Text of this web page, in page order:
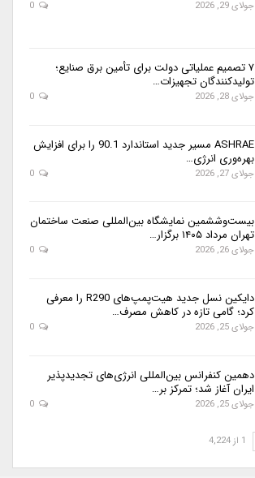
جولای 29, 2026
۷ تصمیم عملیاتی دولت برای تأمین برق صنایع؛
تولیدکنندگان تجهیزات…
جولای 28, 2026
ASHRAE مسیر جدید استاندارد 90.1 را برای افزایش
بهره‌وری انرژی…
جولای 27, 2026
بیست‌وششمین نمایشگاه بین‌المللی صنعت ساختمان
تهران مرداد ۱۴۰۵ برگزار…
جولای 26, 2026
دایکین نسل جدید هیت‌پمپ‌های R290 را معرفی
کرد؛ گامی تازه در کاهش مصرف…
جولای 25, 2026
دهمین کنفرانس بین‌المللی انرژی‌های تجدیدپذیر
ایران آغاز شد؛ تمرکز بر…
جولای 25, 2026
1 از 4,224